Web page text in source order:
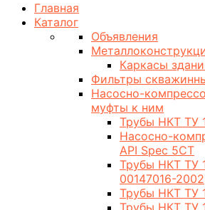
Главная
Каталог
Объявления
Каркасы
Фильтры
Насосно-
муфты к ним
Трубы НКТ ТУ
Насосно-
API Spec 5CT
Трубы НКТ ТУ
00147016-2002
Трубы НКТ ТУ